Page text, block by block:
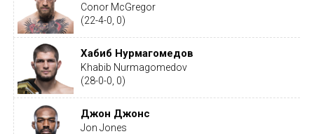
Conor McGregor
(22-4-0, 0)
Хабиб Нурмагомедов
Khabib Nurmagomedov
(28-0-0, 0)
Джон Джонс
Jon Jones